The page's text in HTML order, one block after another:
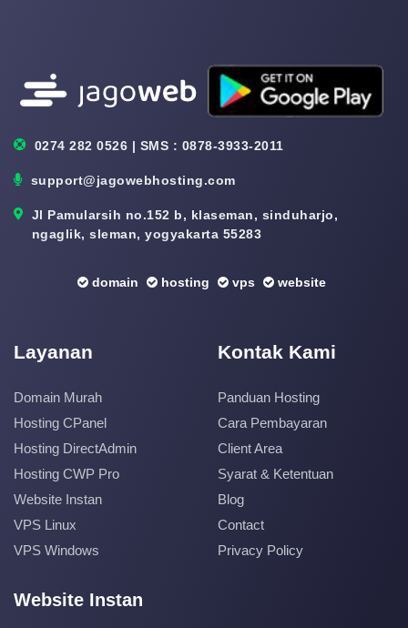
0274 282 0526 | SMS : 0878-3933-2011
support@jagowebhosting.com
Jl Pamularsih no.152 b, klaseman, sinduharjo,
ngaglik, sleman, yogyakarta 55283
domain hosting vps website
Layanan
Domain Murah
Hosting CPanel
Hosting DirectAdmin
Hosting CWP Pro
Website Instan
VPS Linux
VPS Windows
Kontak Kami
Panduan Hosting
Cara Pembayaran
Client Area
Syarat & Ketentuan
Blog
Contact
Privacy Policy
Website Instan